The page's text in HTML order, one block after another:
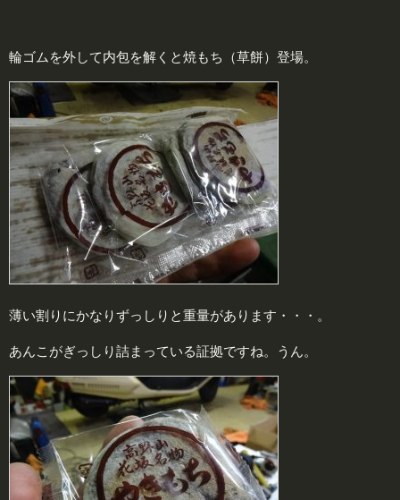
輪ゴムを外して内包を解くと焼もち（草餅）登場。
薄い割りにかなりずっしりと重量があります・・・。
あんこがぎっしり詰まっている証拠ですね。うん。